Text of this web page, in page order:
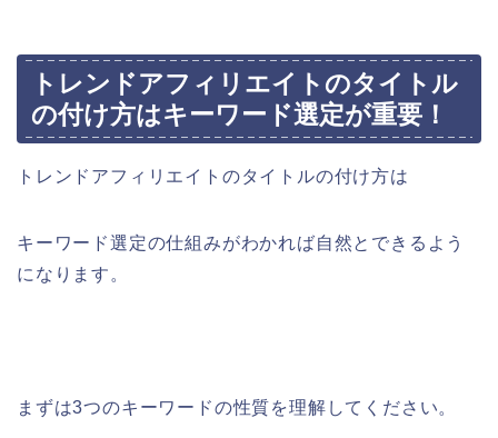
トレンドアフィリエイトのタイトル
の付け方はキーワード選定が重要！
トレンドアフィリエイトのタイトルの付け方は
キーワード選定の仕組みがわかれば自然とできるよう
になります。
まずは3つのキーワードの性質を理解してください。